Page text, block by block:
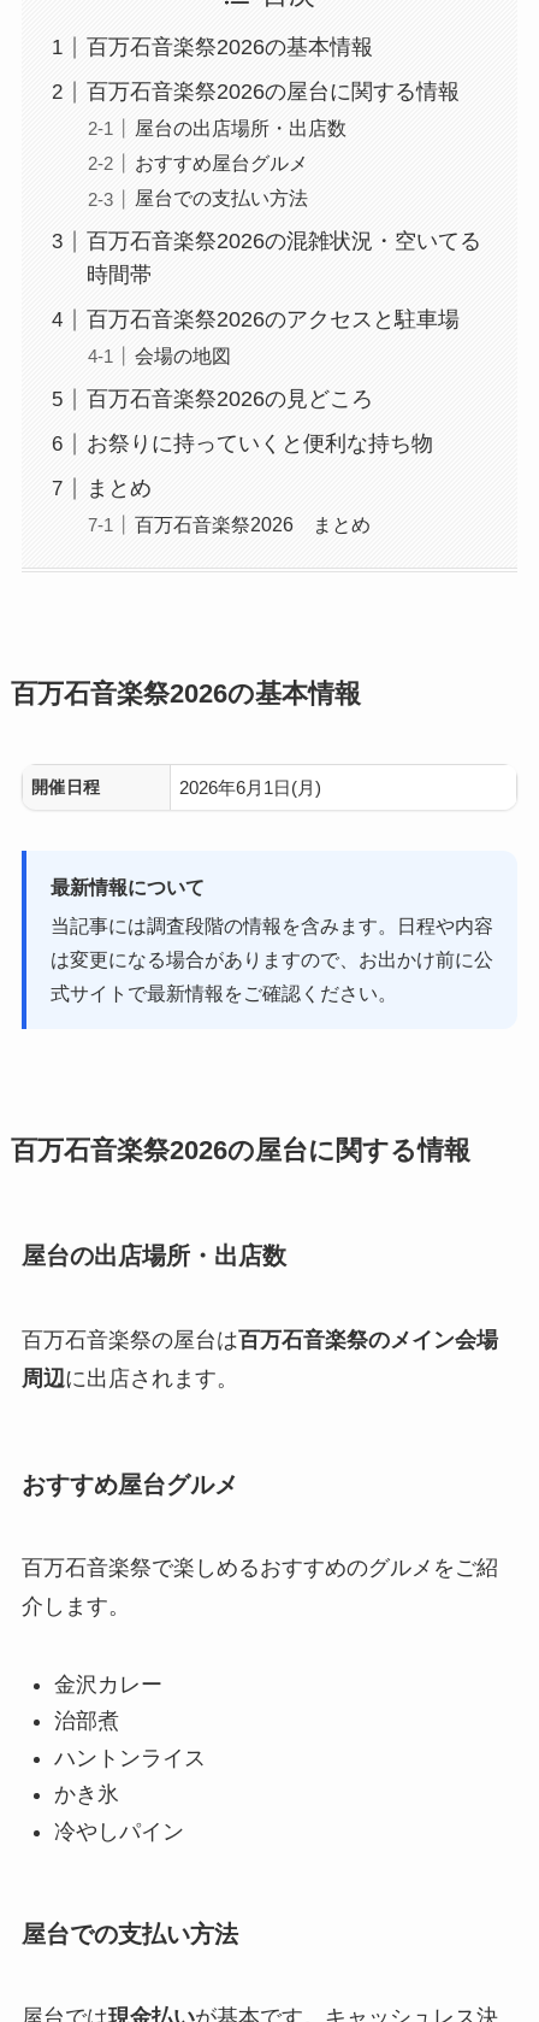
百万石音楽祭2026の基本情報
百万石音楽祭2026の屋台に関する情報
屋台の出店場所・出店数
おすすめ屋台グルメ
屋台での支払い方法
百万石音楽祭2026の混雑状況・空いてる
時間帯
百万石音楽祭2026のアクセスと駐車場
会場の地図
百万石音楽祭2026の見どころ
お祭りに持っていくと便利な持ち物
まとめ
百万石音楽祭2026 まとめ
百万石音楽祭2026の基本情報
開催日程 2026年6月1日(月)
最新情報について
当記事には調査段階の情報を含みます。日程や内容
は変更になる場合がありますので、お出かけ前に公
式サイトで最新情報をご確認ください。
百万石音楽祭2026の屋台に関する情報
屋台の出店場所・出店数
百万石音楽祭の屋台は百万石音楽祭のメイン会場
周辺に出店されます。
おすすめ屋台グルメ
百万石音楽祭で楽しめるおすすめのグルメをご紹
介します。
金沢カレー
治部煮
ハントンライス
かき氷
冷やしパイン
屋台での支払い方法